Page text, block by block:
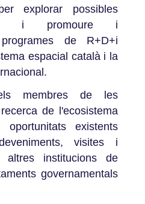
explorar possibles
i promoure i
de R+D+i
espacial català i la
membres de les
de l'ecosistema
existents
visites i
altres institucions de
governamentals